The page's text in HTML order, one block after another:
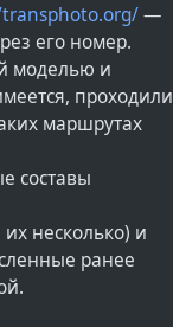
—
его номер.
моделью и
проходили
маршрутах
составы
несколько) и
ранее